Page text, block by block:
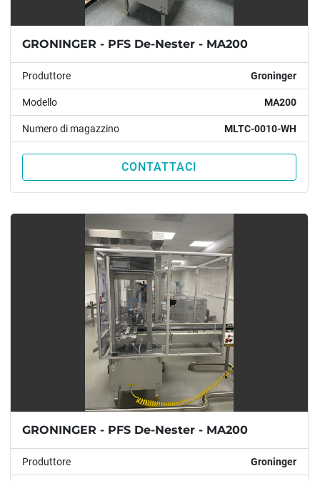
GRONINGER - PFS De-Nester - MA200
Produttore Groninger
Modello MA200
Numero di magazzino MLTC-0010-WH
CONTATTACI
GRONINGER - PFS De-Nester - MA200
Produttore Groninger